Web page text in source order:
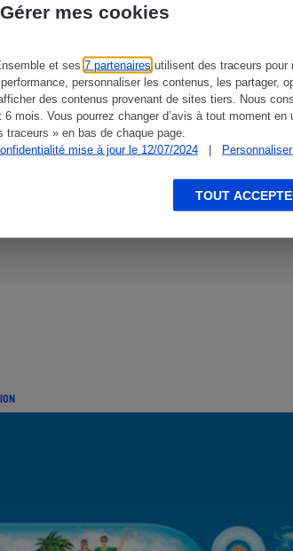
Gérer mes cookies
et ses 7 partenaires utilisent des traceurs pour
performance, personnaliser les contenus, les partager,
des contenus provenant de sites tiers. Nous
6 mois. Vous pourrez changer d’avis à tout moment en
traceurs » en bas de chaque page.
mise à jour le 12/07/2024
|
TOUT
Unis - Enregistrement en